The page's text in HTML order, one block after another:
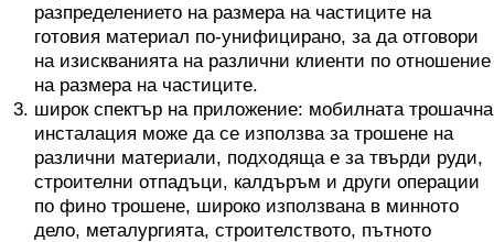
разпределението на размера на частиците на
готовия материал по-унифицирано, за да отговори
на изискванията на различни клиенти по отношение
на размера на частиците.
широк спектър на приложение: мобилната трошачна
инсталация може да се използва за трошене на
различни материали, подходяща е за твърди руди,
строителни отпадъци, калдъръм и други операции
по фино трошене, широко използвана в минното
дело, металургията, строителството, пътното